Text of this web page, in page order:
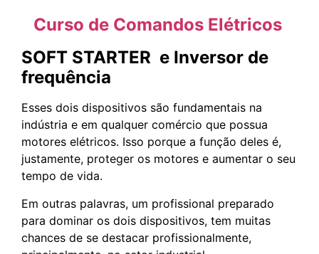
Curso de Comandos Elétricos
SOFT STARTER e Inversor de
frequência
Esses dois dispositivos são fundamentais na
indústria e em qualquer comércio que possua
motores elétricos. Isso porque a função deles é,
justamente, proteger os motores e aumentar o seu
tempo de vida.
Em outras palavras, um profissional preparado
para dominar os dois dispositivos, tem muitas
chances de se destacar profissionalmente,